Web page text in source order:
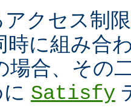
クセス制
時に組み合
場合、その
Satisfy